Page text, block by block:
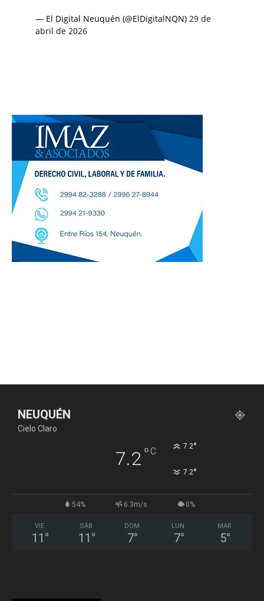
— El Digital Neuquén (@ElDigitalNQN) 29 de
abril de 2026
NEUQUÉN
Cielo Claro
7.2°C 7.2°
7.2°
54% 6.3m/s 0%
VIE
11 °
SÁB
11 °
DOM
7°
LUN
7°
MAR
5°